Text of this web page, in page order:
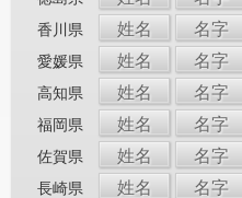
香川県 姓名 名字
愛媛県 姓名 名字
高知県 姓名 名字
福岡県 姓名 名字
佐賀県 姓名 名字
長崎県 姓名 名字